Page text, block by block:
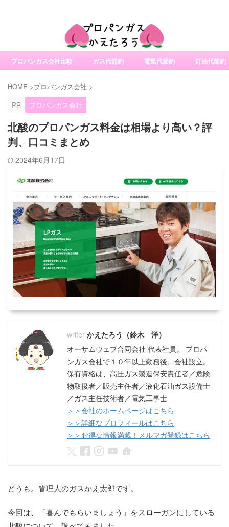
プロパンガス会社比較 ガス代節約 電気代節約 灯油代節約
HOME >プロパンガス会社 >
PR
プロパンガス会社
北酸のプロパンガス料金は相場より高い？評
判、口コミまとめ
2024年6月17日
かえたろう（鈴木 洋）
オーサムウェブ合同会社 代表社員。 プロパ
ンガス会社で１０年以上勤務後、会社設立。
保有資格は、高圧ガス製造保安責任者／危険
物取扱者／販売主任者／液化石油ガス設備士
／ガス主任技術者／電気工事士
＞＞会社のホームページはこちら
＞＞詳細なプロフィールはこちら
＞＞お得な情報満載！メルマガ登録はこちら
どうも。管理人のガスかえ太郎です。
今回は、「喜んでもらいましょう」をスローガンにしている